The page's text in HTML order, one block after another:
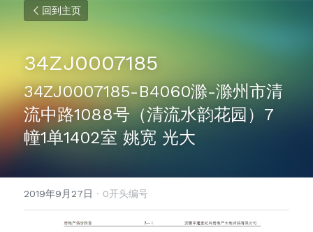
回到主页
34ZJ0007185
34ZJ0007185-B4060滁-滁州市清
流中路1088号（清流水韵花园）7
幢1单1402室 姚宽 光大
2019年9月27日 · 0开头编号